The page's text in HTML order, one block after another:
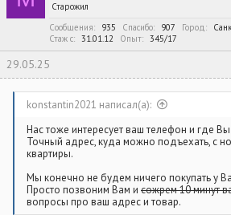
Старожил
Сообщения
935 Спасибо 907 Город
Стаж c
31.01.12 Опыт 345/17
29.05.25
konstantin2021 написал(а):
Нас тоже интересует ваш телефон и где
Точный адрес, куда можно подъехать, с
квартиры.
Мы конечно не будем ничего покупать у
Просто позвоним Вам и сожрем 10 минут
вопросы про ваш адрес и товар.